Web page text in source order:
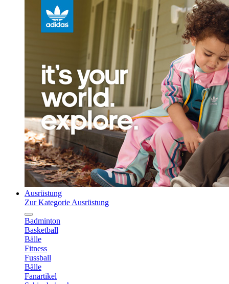
Ausrüstung
Zur Kategorie Ausrüstung
Badminton
Basketball
Bälle
Fitness
Fussball
Bälle
Fanartikel